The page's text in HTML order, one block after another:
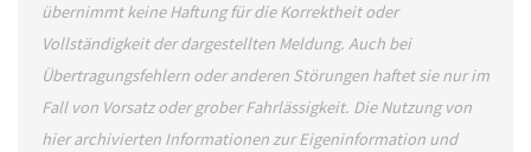
übernimmt keine Haftung für die Korrektheit oder
Vollständigkeit der dargestellten Meldung. Auch bei
Übertragungsfehlern oder anderen Störungen haftet sie nur im
Fall von Vorsatz oder grober Fahrlässigkeit. Die Nutzung von
hier archivierten Informationen zur Eigeninformation und